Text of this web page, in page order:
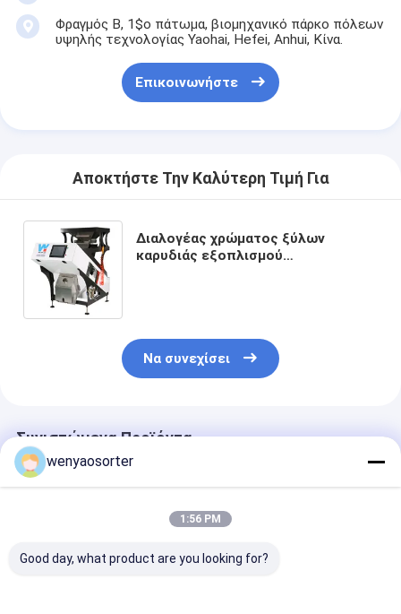
Φραγμός Β, 1$ο πάτωμα, βιομηχανικό πάρκο πόλεων
υψηλής τεχνολογίας Yaohai, Hefei, Anhui, Κίνα.
Επικοινωνήστε
Αποκτήστε Την Καλύτερη Τιμή Για
Διαλογέας χρώματος ξύλων
καρυδιάς εξοπλισμού
Να συνεχίσει
Συνιστώμενα Προϊόντα
wenyaosorter
1:56 PM
Good day, what product are you looking for?